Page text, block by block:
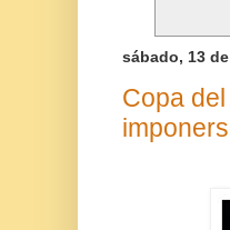
sábado, 13
Copa